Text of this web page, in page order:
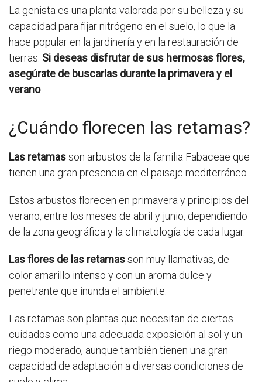
La genista es una planta valorada por su belleza y su
capacidad para fijar nitrógeno en el suelo, lo que la
hace popular en la jardinería y en la restauración de
tierras. Si deseas disfrutar de sus hermosas flores,
asegúrate de buscarlas durante la primavera y el
verano.
¿Cuándo florecen las retamas?
Las retamasson arbustos de la familia Fabaceae que
tienen una gran presencia en el paisaje mediterráneo.
Estos arbustos florecen en primavera y principios del
verano, entre los meses de abril y junio, dependiendo
de la zona geográfica y la climatología de cada lugar.
Las flores de las retamasson muy llamativas, de
color amarillo intenso y con un aroma dulce y
penetrante que inunda el ambiente.
Las retamas son plantas que necesitan de ciertos
cuidados como una adecuada exposición al sol y un
riego moderado, aunque también tienen una gran
capacidad de adaptación a diversas condiciones de